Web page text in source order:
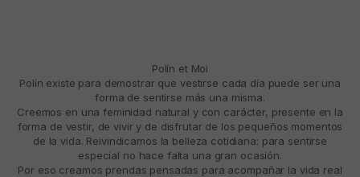
Polín et Moi
Polín existe para demostrar que vestirse cada día puede ser una
forma de sentirse más una misma.
Creemos en una feminidad natural y con carácter, presente en la
forma de vestir, de vivir y de disfrutar de los pequeños momentos
de la vida. Reivindicamos la belleza cotidiana: para sentirse
especial no hace falta una gran ocasión.
Por eso creamos prendas pensadas para acompañar la vida real